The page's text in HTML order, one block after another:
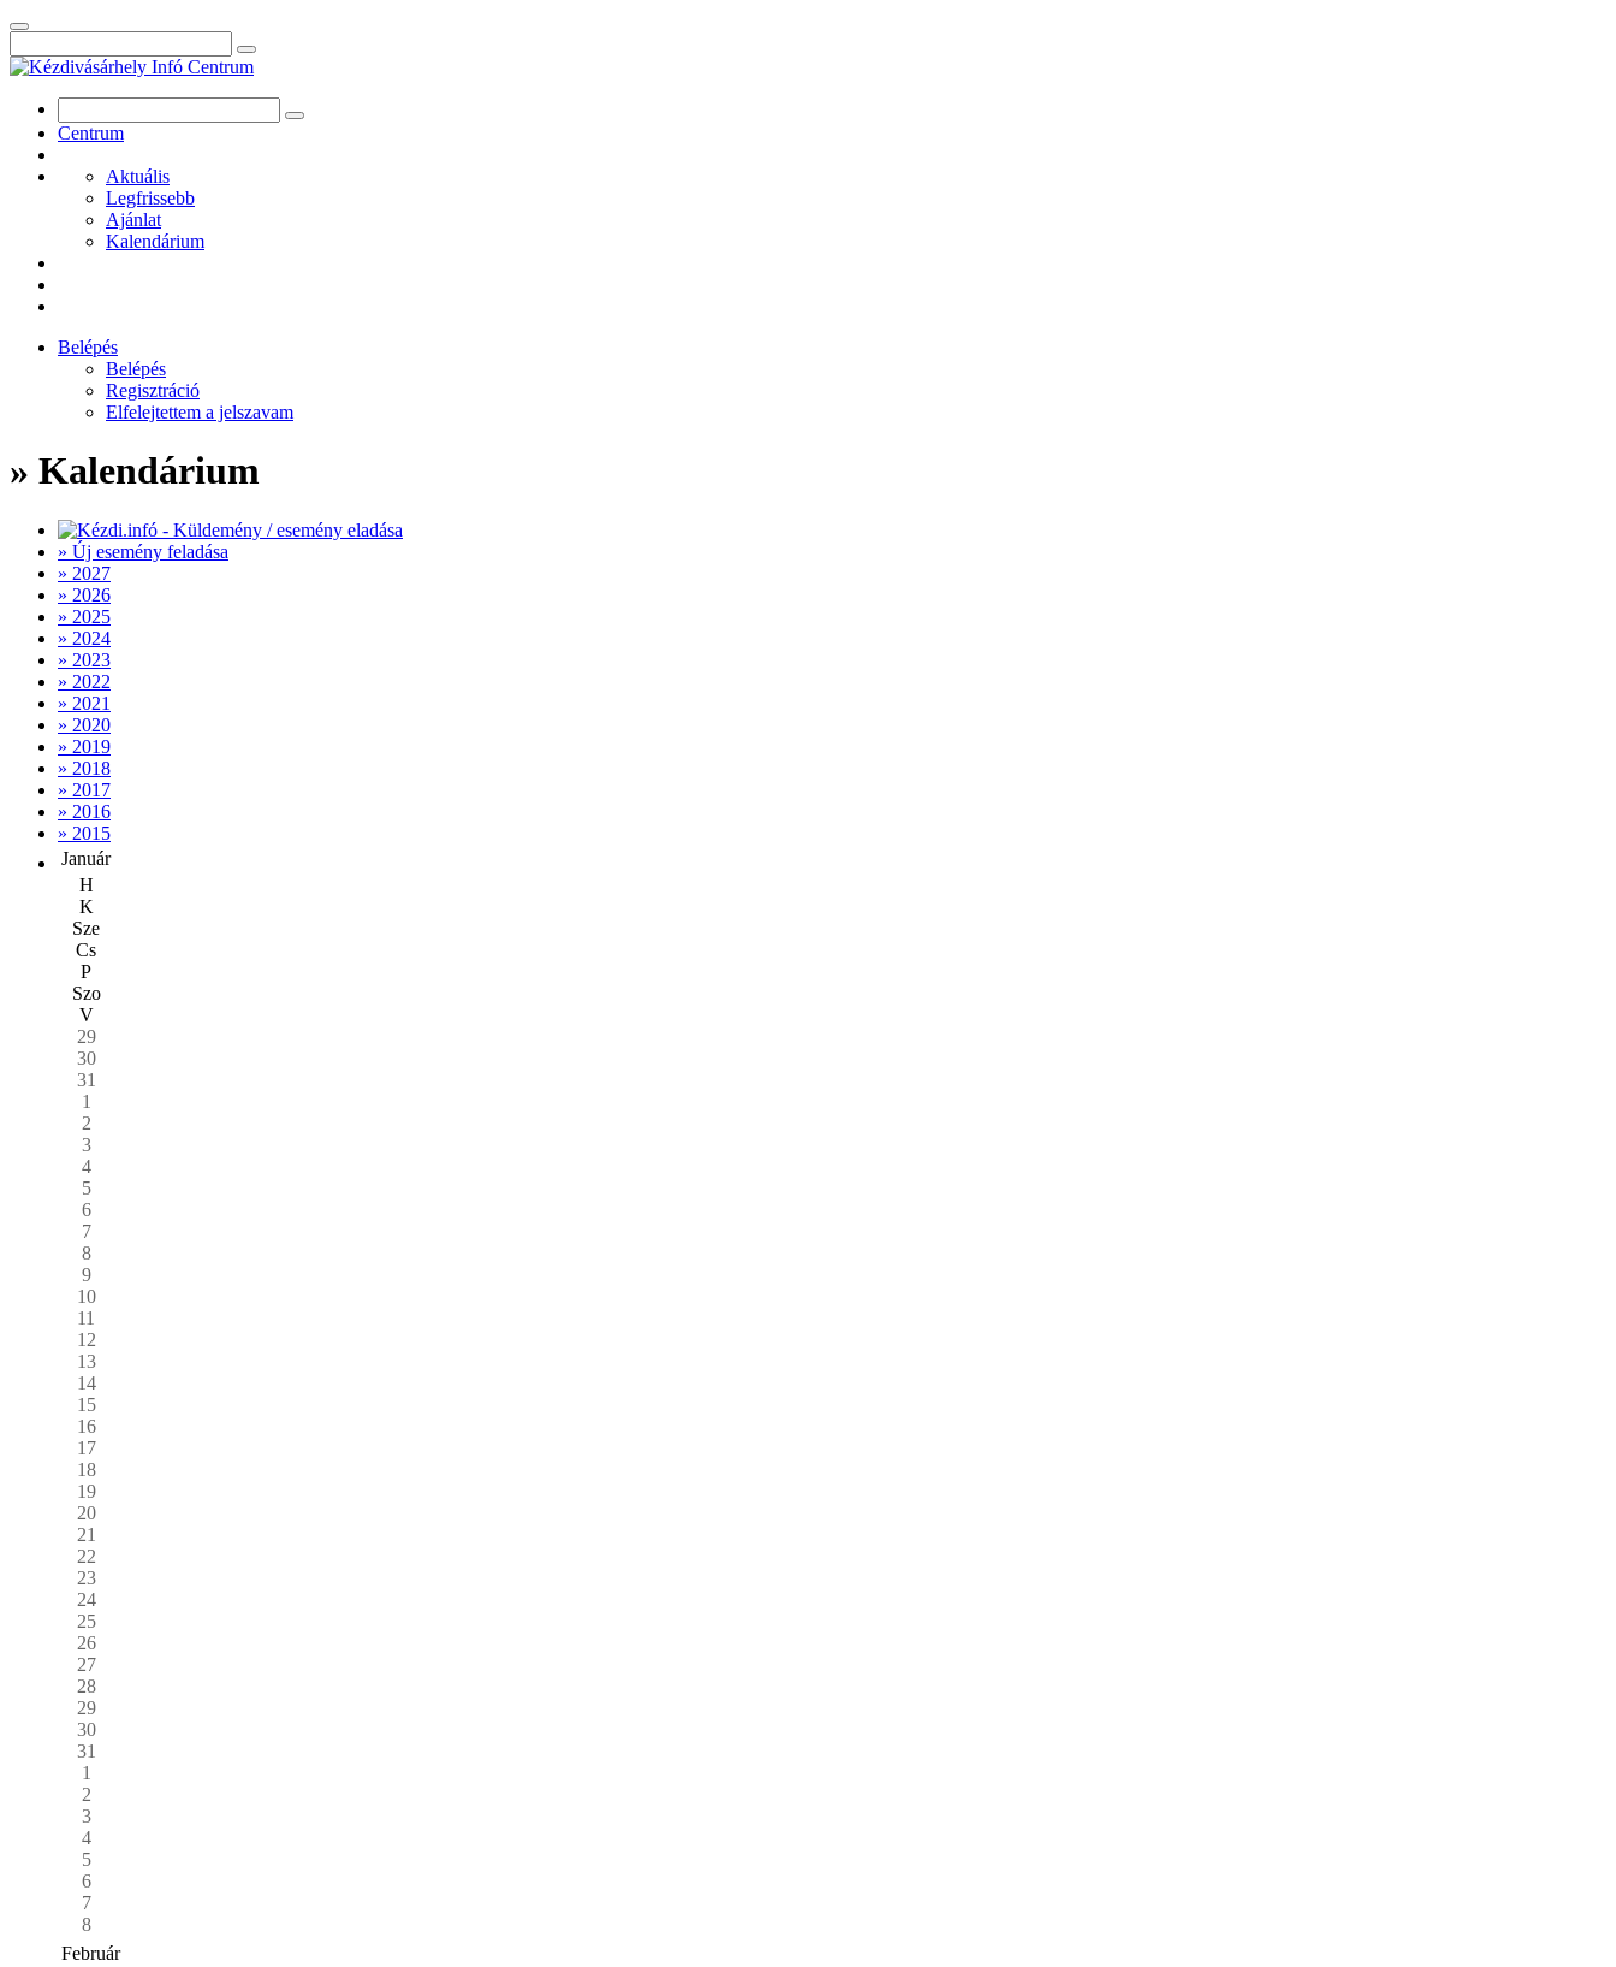
Centrum
Aktuális
Legfrissebb
Ajánlat
Kalendárium
Belépés
Belépés
Regisztráció
Elfelejtettem a jelszavam
» Kalendárium
» Új esemény feladása
» 2027
» 2026
» 2025
» 2024
» 2023
» 2022
» 2021
» 2020
» 2019
» 2018
» 2017
» 2016
» 2015
Január
H
K
Sze
Cs
P
Szo
V
29
30
31
1
2
3
4
5
6
7
8
9
10
11
12
13
14
15
16
17
18
19
20
21
22
23
24
25
26
27
28
29
30
31
1
2
3
4
5
6
7
8
Február